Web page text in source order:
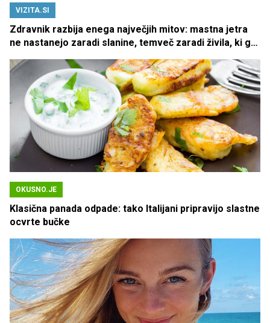
VIZITA.SI
Zdravnik razbija enega največjih mitov: mastna jetra
ne nastanejo zaradi slanine, temveč zaradi živila, ki ga
OKUSNO.JE
Klasična panada odpade: tako Italijani pripravijo slastne
ocvrte bučke